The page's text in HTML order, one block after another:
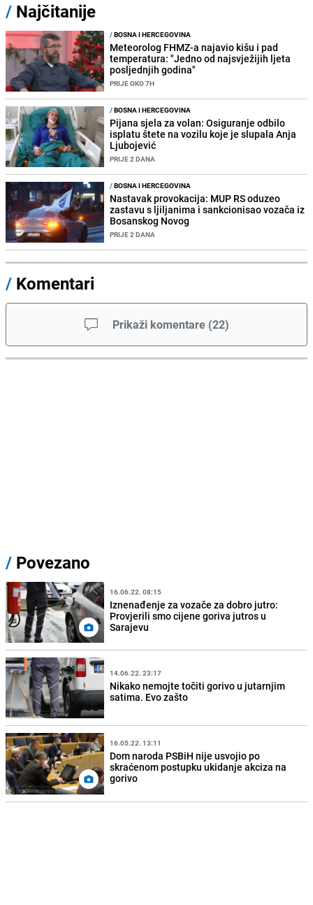
/ Najčitanije
/BOSNA I HERCEGOVINA
Meteorolog FHMZ-a najavio kišu i pad
temperatura: "Jedno od najsvježijih ljeta
posljednjih godina"
PRIJE OKO 7H
/BOSNA I HERCEGOVINA
Pijana sjela za volan: Osiguranje odbilo
isplatu štete na vozilu koje je slupala Anja
Ljubojević
PRIJE 2 DANA
/BOSNA I HERCEGOVINA
Nastavak provokacija: MUP RS oduzeo
zastavu s ljiljanima i sankcionisao vozača iz
Bosanskog Novog
PRIJE 2 DANA
/ Komentari
Prikaži komentare (22)
/ Povezano
16.06.22. 08:15
Iznenađenje za vozače za dobro jutro:
Provjerili smo cijene goriva jutros u
Sarajevu
14.06.22. 23:17
Nikako nemojte točiti gorivo u jutarnjim
satima. Evo zašto
16.05.22. 13:11
Dom naroda PSBiH nije usvojio po
skraćenom postupku ukidanje akciza na
gorivo